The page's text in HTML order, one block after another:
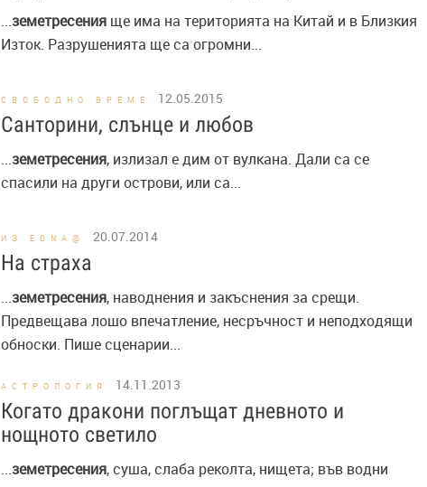
...земетресения ще има на територията на Китай и в Близкия
Изток. Разрушенията ще са огромни...
СВОБОДНО ВРЕМЕ 12.05.2015
Санторини, слънце и любов
...земетресения, излизал е дим от вулкана. Дали са се
спасили на други острови, или са...
ИЗ EDNA@ 20.07.2014
На страха
...земетресения, наводнения и закъснения за срещи.
Предвещава лошо впечатление, несръчност и неподходящи
обноски. Пише сценарии...
АСТРОЛОГИЯ 14.11.2013
Когато дракони поглъщат дневното и
нощното светило
...земетресения, суша, слаба реколта, нищета; във водни